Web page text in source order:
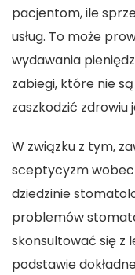
pacjentom, ile
usług. To może
wydawania
zabiegi, które nie
zaszkodzić zdrowiu
W związku z tym,
sceptycyzm wobec
dziedzinie
problemów
skonsultować się z
podstawie